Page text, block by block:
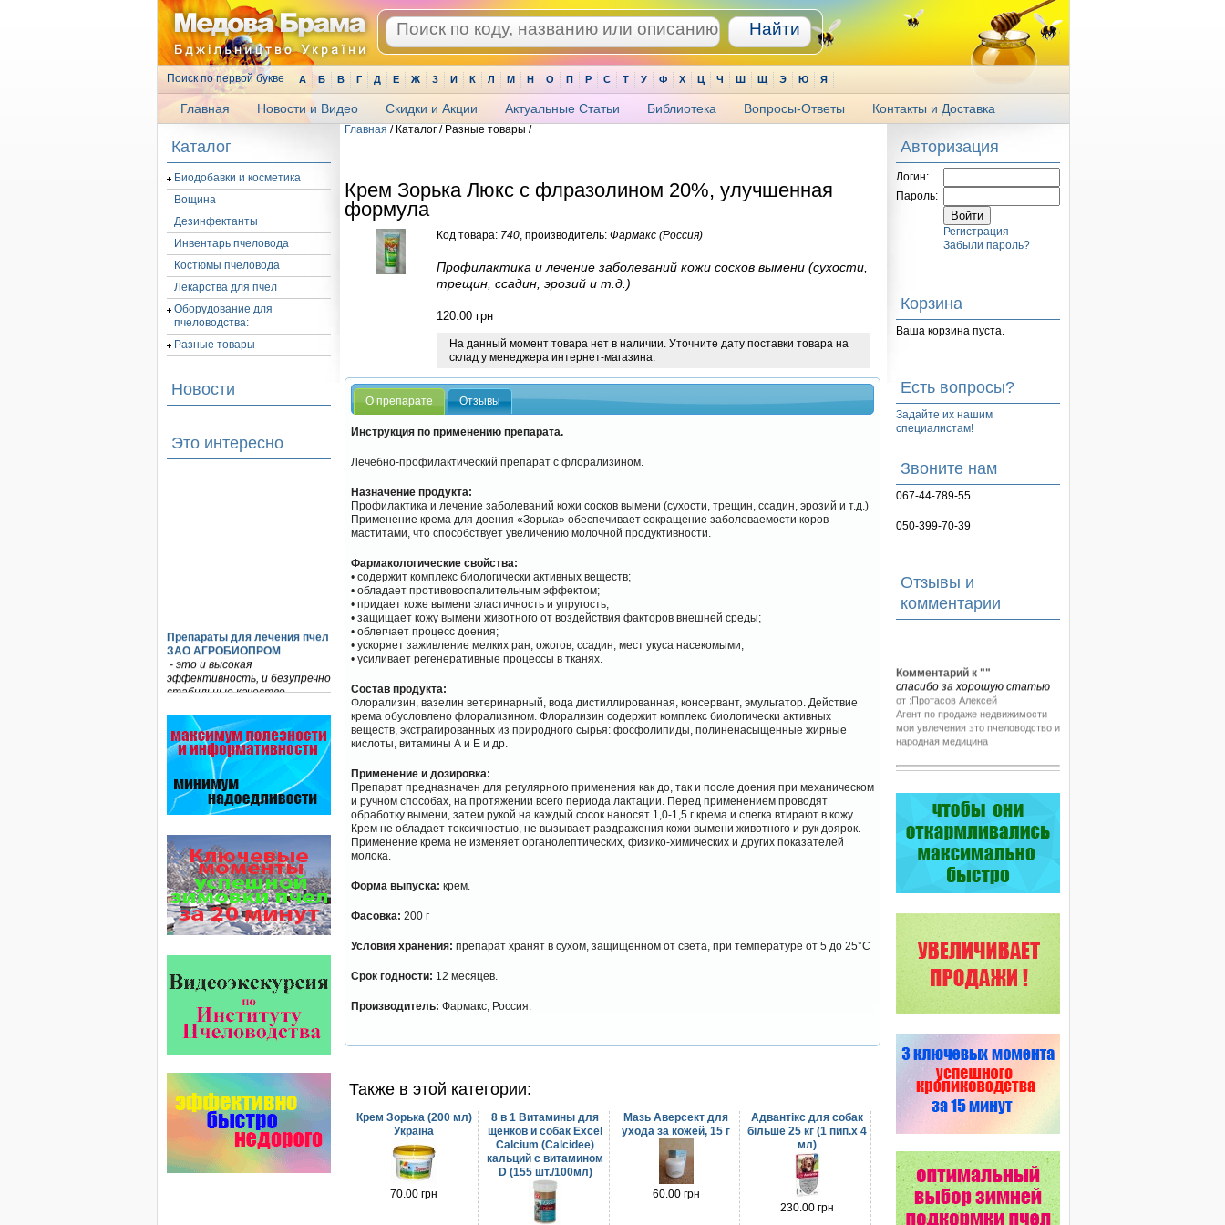
Поиск по первой букве А Б В Г Д Е Ж З И К Л М Н О П Р С Т У Ф Х Ц Ч Ш Щ Э Ю Я
Главная Новости и Видео Скидки и Акции Актуальные Статьи Библиотека Вопросы-Ответы Контакты и Доставка
Каталог
Биодобавки и косметика
Вощина
Дезинфектанты
Инвентарь пчеловода
Костюмы пчеловода
Лекарства для пчел
Оборудование для
пчеловодства:
Разные товары
Новости
Это интересно
Препараты для лечения пчел
ЗАО АГРОБИОПРОМ
- это и высокая
эффективность, и безупречно
стабильные качество…
Препараты для лечения пчел
ЗАО АГРОБИОПРОМ
обеспечивают самые высокие
показатели сохранности
пчел и рентабельность
пасеки.
Безукоризненно сильное
комплексного оздоровления
от болезней пчел и
повышения рентабельности
пасеки.
Апидез, Варроадез, Амипол-Т,
Апирой, Апистоп, Бипин-Т,
Полисан и Гармония…
На рынке, где есть Варроадез
конкурентным препаратам
- они просто не
выдерживают конкуренцию
ни по цене,…
Прополис играет решающую
семьи.
Он обеспечивает
безупречную чистоту улья,
или древесного дупла, где…
Пчёлы умеют считать до
четырёх.
Главная / Каталог / Разные товары /
Крем Зорька Люкс с флразолином 20%, улучшенная
формула
Код товара: 740 , производитель: Фармакс (Россия)
Профилактика и лечение заболеваний кожи сосков вымени (сухости,
трещин, ссадин, эрозий и т.д.)
120.00 грн
На данный момент товара нет в наличии. Уточните дату поставки товара на
склад у менеджера интернет-магазина.
О препарате Отзывы
Инструкция по применению препарата.
Лечебно-профилактический препарат с флорализином.
Назначение продукта:
Профилактика и лечение заболеваний кожи сосков вымени (сухости, трещин, ссадин, эрозий и т.д.)
Применение крема для доения «Зорька» обеспечивает сокращение заболеваемости коров
маститами, что способствует увеличению молочной продуктивности.
Фармакологические свойства:
• содержит комплекс биологически активных веществ;
• обладает противовоспалительным эффектом;
• придает коже вымени эластичность и упругость;
• защищает кожу вымени животного от воздействия факторов внешней среды;
• облегчает процесс доения;
• ускоряет заживление мелких ран, ожогов, ссадин, мест укуса насекомыми;
• усиливает регенеративные процессы в тканях.
Состав продукта:
Флорализин, вазелин ветеринарный, вода дистиллированная, консервант, эмульгатор. Действие
крема обусловлено флорализином. Флорализин содержит комплекс биологически активных
веществ, экстрагированных из природного сырья: фосфолипиды, полиненасыщенные жирные
кислоты, витамины А и Е и др.
Применение и дозировка:
Препарат предназначен для регулярного применения как до, так и после доения при механическом
и ручном способах, на протяжении всего периода лактации. Перед применением проводят
обработку вымени, затем рукой на каждый сосок наносят 1,0-1,5 г крема и слегка втирают в кожу.
Крем не обладает токсичностью, не вызывает раздражения кожи вымени животного и рук доярок.
Применение крема не изменяет органолептических, физико-химических и других показателей
молока.
Форма выпуска: крем.
Фасовка: 200 г
Условия хранения: препарат хранят в сухом, защищенном от света, при температуре от 5 до 25°С
Срок годности: 12 месяцев.
Производитель: Фармакс, Россия.
Также в этой категории:
Крем Зорька (200 мл)
Україна
70.00 грн
8 в 1 Витамины для
щенков и собак Excel
Calcium (Calcidee)
кальций с витамином
D (155 шт./100мл)
Мазь Аверсект для
ухода за кожей, 15 г
60.00 грн
Адвантікс для собак
більше 25 кг (1 пип.х 4
мл)
230.00 грн
Авторизация
Логин:
Пароль:
Регистрация
Забыли пароль?
Корзина
Ваша корзина пуста.
Есть вопросы?
Задайте их нашим
специалистам!
Звоните нам
067-44-789-55
050-399-70-39
Отзывы и
комментарии
Комментарий к ""
спасибо за хорошую статью
от :Протасов Алексей
Агент по продаже недвижимости
мои увлечения это пчеловодство и
народная медицина